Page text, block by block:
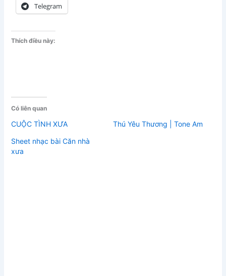
Telegram
Thích điều này:
Có liên quan
CUỘC TÌNH XƯA
Thú Yêu Thương | Tone Am
Sheet nhạc bài Căn nhà
xưa